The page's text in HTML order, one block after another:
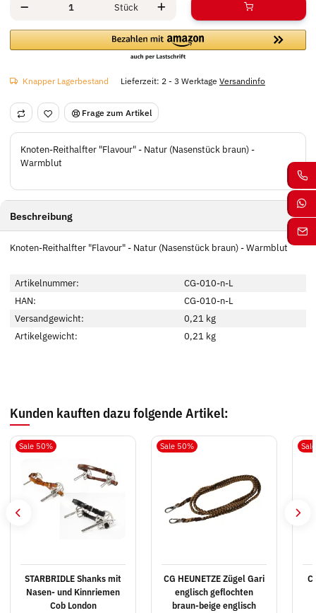
Stück
Knapper Lagerbestand Lieferzeit: 2 - 3 Werktage Versandinfo
Frage zum Artikel
Knoten-Reithalfter "Flavour" - Natur (Nasenstück braun) -
Warmblut
Beschreibung
Knoten-Reithalfter "Flavour" - Natur (Nasenstück braun) - Warmblut
Artikelnummer:
CG-010-n-L
HAN:
CG-010-n-L
Versandgewicht:
0,21 kg
Artikelgewicht:
0,21 kg
Kunden kauften dazu folgende Artikel:
Sale 50%
STARBRIDLE Shanks mit
Nasen- und Kinnriemen
Cob London
Sale 50%
CG HEUNETZE Zügel Gari
englisch geflochten
braun-beige englisch